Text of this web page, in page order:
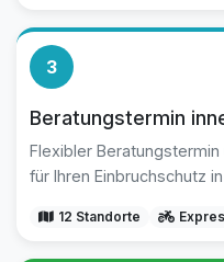
3
Beratungstermin
Flexibler
für Ihren Einbruchschutz
12 Standorte